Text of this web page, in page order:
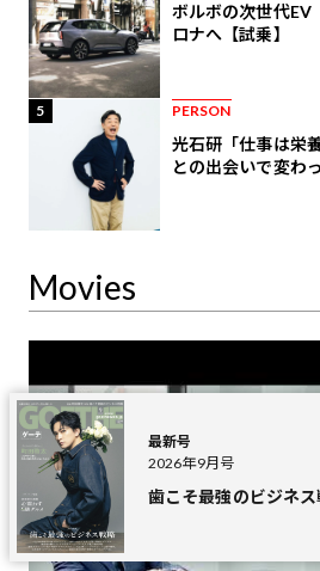
ボルボの次世代EV
ロナへ【試乗】
5 PERSON
光石研「仕事は栄
との出会いで変わ
Movies
最新号
2026年9月号
歯こそ最強のビジネス